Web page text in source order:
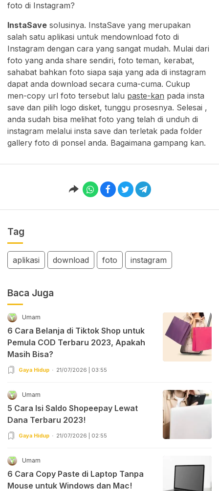
foto di Instagram?
InstaSave solusinya. InstaSave yang merupakan
salah satu aplikasi untuk mendownload foto di
Instagram dengan cara yang sangat mudah. Mulai dari
foto yang anda share sendiri, foto teman, kerabat,
sahabat bahkan foto siapa saja yang ada di instagram
dapat anda download secara cuma-cuma. Cukup
men-copy url foto tersebut lalu paste-kan pada insta
save dan pilih logo disket, tunggu prosesnya. Selesai ,
anda sudah bisa melihat foto yang telah di unduh di
instagram melalui insta save dan terletak pada folder
gallery foto di ponsel anda. Bagaimana gampang kan.
Tag
aplikasi download foto instagram
Baca Juga
Umam
6 Cara Belanja di Tiktok Shop untuk
Pemula COD Terbaru 2023, Apakah
Masih Bisa?
Gaya Hidup 21/07/2026 | 03:55
Umam
5 Cara Isi Saldo Shopeepay Lewat
Dana Terbaru 2023!
Gaya Hidup 21/07/2026 | 02:55
Umam
6 Cara Copy Paste di Laptop Tanpa
Mouse untuk Windows dan Mac!